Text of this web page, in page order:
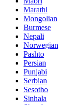
Marathi
Mongolian
Burmese
Nepali
Norwegian
Pashto
Persian
Punjabi
Serbian
Sesotho
Sinhala